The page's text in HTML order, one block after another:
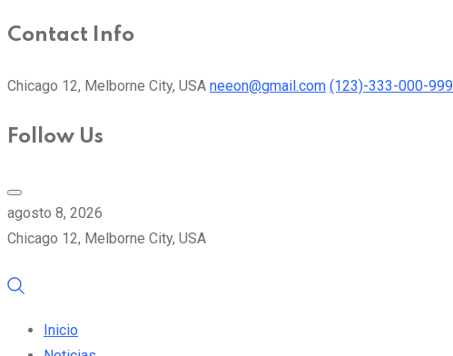
Contact Info
Chicago 12, Melborne City, USA neeon@gmail.com (123)-333-000-999
Follow Us
agosto 8, 2026
Chicago 12, Melborne City, USA
Inicio